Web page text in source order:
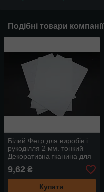
Подібні товари компанії
Білий Фетр для виробів і
рукоділля 2 мм. тонкий
Декоративна тканина для
9,62 ₴
Купити